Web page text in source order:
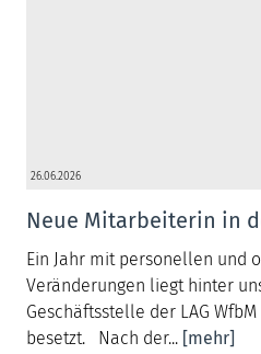
26.06.2026
Neue Mitarbeiterin in
Ein Jahr mit personellen und
Veränderungen liegt hinter
Geschäftsstelle der LAG
besetzt. Nach der... [mehr]